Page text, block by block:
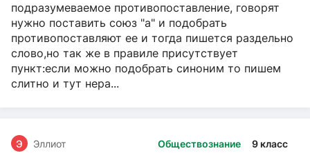
подразумеваемое противопоставление, говорят
нужно поставить союз "а" и подобрать
противопоставляют ее и тогда пишется раздельно
слово,но так же в правиле присутствует
пункт:если можно подобрать синоним то пишем
слитно и тут нера...
Обществознание 9 класс
Э Эллиот